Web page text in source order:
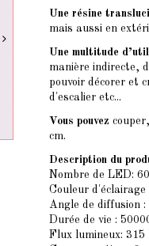
Une résine
mais aussi en
Une multitude
manière indirecte,
pouvoir décorer et
d'escalier etc...
Vous pouvez
cm.
Description du
Nombre de LED:
Couleur d'éclairage
Angle de diffusion :
Durée de vie :
Flux lumineux: